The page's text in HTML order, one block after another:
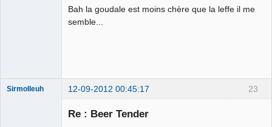
Bah la goudale est moins chère que la leffe il me
semble...
23
Sirmolleuh 12-09-2012 00:45:17
Re : Beer Tender